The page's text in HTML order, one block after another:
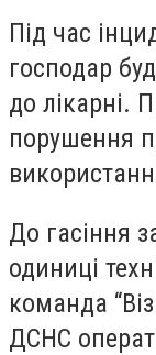
Під час
господар
до лікарні.
порушення
До гасіння
одиниці
команда
ДСНС